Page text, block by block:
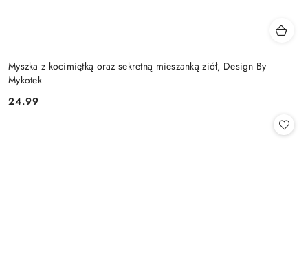
Myszka z kocimiętką oraz sekretną mieszanką ziół, Design By
Mykotek
Cena:
24.99